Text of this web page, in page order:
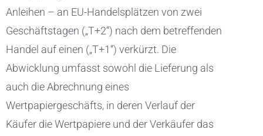
Anleihen – an EU-Handelsplätzen von zwei
Geschäftstagen („T+2“) nach dem betreffenden
Handel auf einen („T+1“) verkürzt. Die
Abwicklung umfasst sowohl die Lieferung als
auch die Abrechnung eines
Wertpapiergeschäfts, in deren Verlauf der
Käufer die Wertpapiere und der Verkäufer das